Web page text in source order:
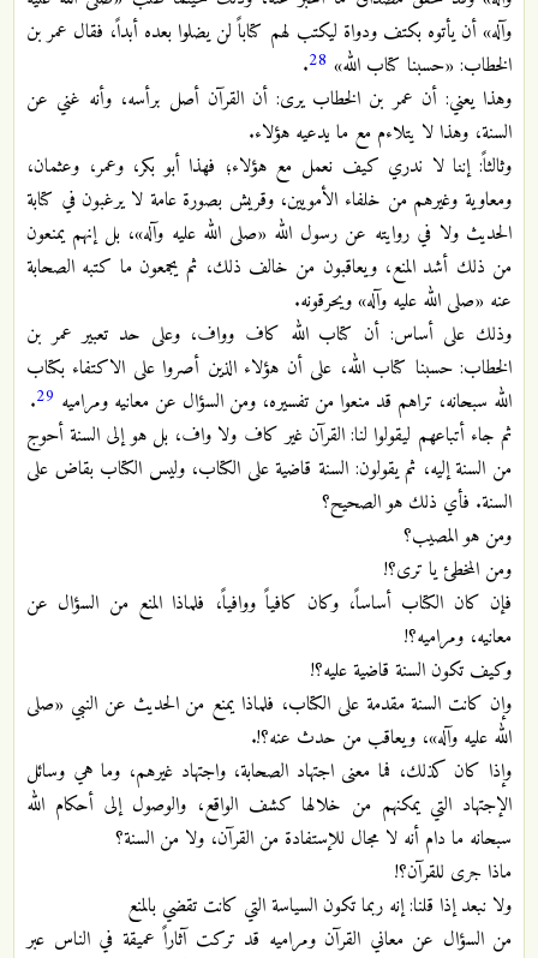
وآله» أن يأتوه بكتف ودواة ليكتب لهم كتاباً لن يضلوا بعده أبداً، فقال عمر بن
الخطاب: «حسبنا كتاب الله» 28
.
وهذا يعني: أن عمر بن الخطاب يرى: أن القرآن أصل برأسه، وأنه غني عن
السنة، وهذا لا يتلاءم مع ما يدعيه هؤلاء.
وثالثاً: إننا لا ندري كيف نعمل مع هؤلاء؛ فهذا أبو بكر، وعمر، وعثمان،
ومعاوية وغيرهم من خلفاء الأمويين، وقريش بصورة عامة لا يرغبون في كتابة
الحديث ولا في روايته عن رسول الله «صلى الله عليه وآله»، بل إنهم يمنعون
من ذلك أشد المنع، ويعاقبون من خالف ذلك، ثم يجمعون ما كتبه الصحابة
عنه «صلى الله عليه وآله» ويحرقونه.
وذلك على أساس: أن كتاب الله كاف وواف، وعلى حد تعبير عمر بن
الخطاب: حسبنا كتاب الله، على أن هؤلاء الذين أصروا على الاكتفاء بكتاب
الله سبحانه، تراهم قد منعوا من تفسيره، ومن السؤال عن معانيه ومراميه 29
.
ثم جاء أتباعهم ليقولوا لنا: القرآن غير كاف ولا واف، بل هو إلى السنة أحوج
من السنة إليه، ثم يقولون: السنة قاضية على الكتاب، وليس الكتاب بقاض على
السنة. فأي ذلك هو الصحيح؟
ومن هو المصيب؟
ومن المخطئ يا ترى؟!
فإن كان الكتاب أساساً، وكان كافياً ووافياً، فلماذا المنع من السؤال عن
معانيه، ومراميه؟!
وكيف تكون السنة قاضية عليه؟!
وإن كانت السنة مقدمة على الكتاب، فلماذا يمنع من الحديث عن النبي «صلى
الله عليه وآله»، ويعاقب من حدث عنه؟!.
وإذا كان كذلك، فما معنى اجتهاد الصحابة، واجتهاد غيرهم، وما هي وسائل
الإجتهاد التي يمكنهم من خلالها كشف الواقع، والوصول إلى أحكام الله
سبحانه ما دام أنه لا مجال للإستفادة من القرآن، ولا من السنة؟
ماذا جرى للقرآن؟!
ولا نبعد إذا قلنا: إنه ربما تكون السياسة التي كانت تقضي بالمنع
من السؤال عن معاني القرآن ومراميه قد تركت آثاراً عميقة في الناس عبر